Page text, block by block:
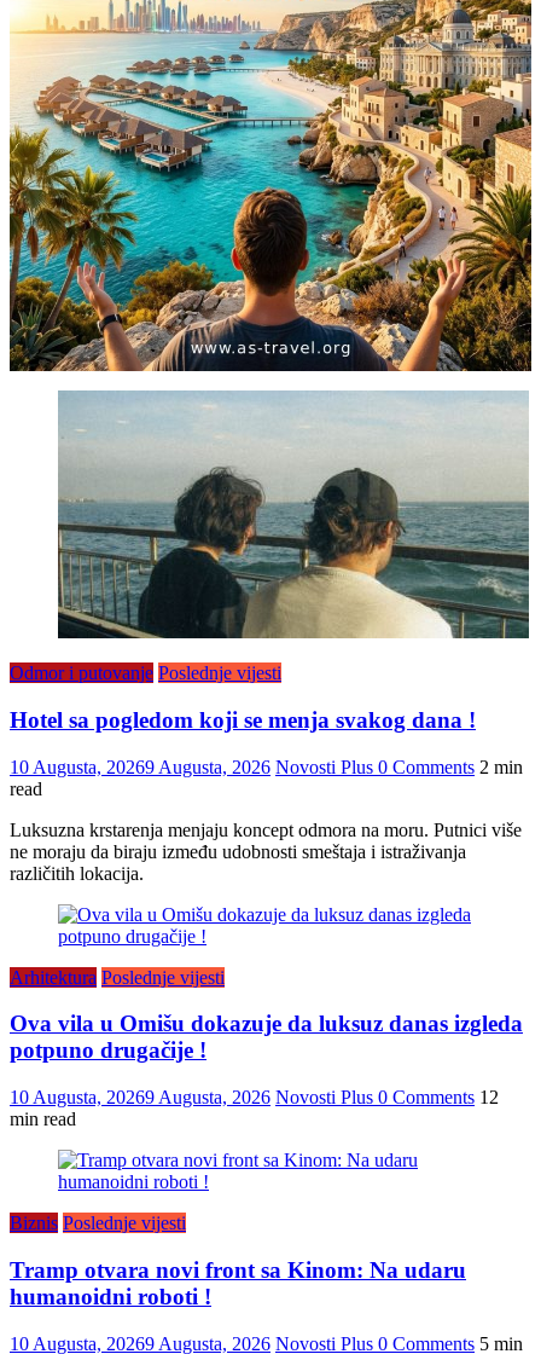
Odmor i putovanje Poslednje vijesti
Hotel sa pogledom koji se menja svakog dana !
10 Augusta, 20269 Augusta, 2026 Novosti Plus 0 Comments 2 min
read
Luksuzna krstarenja menjaju koncept odmora na moru. Putnici više
ne moraju da biraju između udobnosti smeštaja i istraživanja
različitih lokacija.
Arhitektura Poslednje vijesti
Ova vila u Omišu dokazuje da luksuz danas izgleda
potpuno drugačije !
10 Augusta, 20269 Augusta, 2026 Novosti Plus 0 Comments 12
min read
Biznis Poslednje vijesti
Tramp otvara novi front sa Kinom: Na udaru
humanoidni roboti !
10 Augusta, 20269 Augusta, 2026 Novosti Plus 0 Comments 5 min